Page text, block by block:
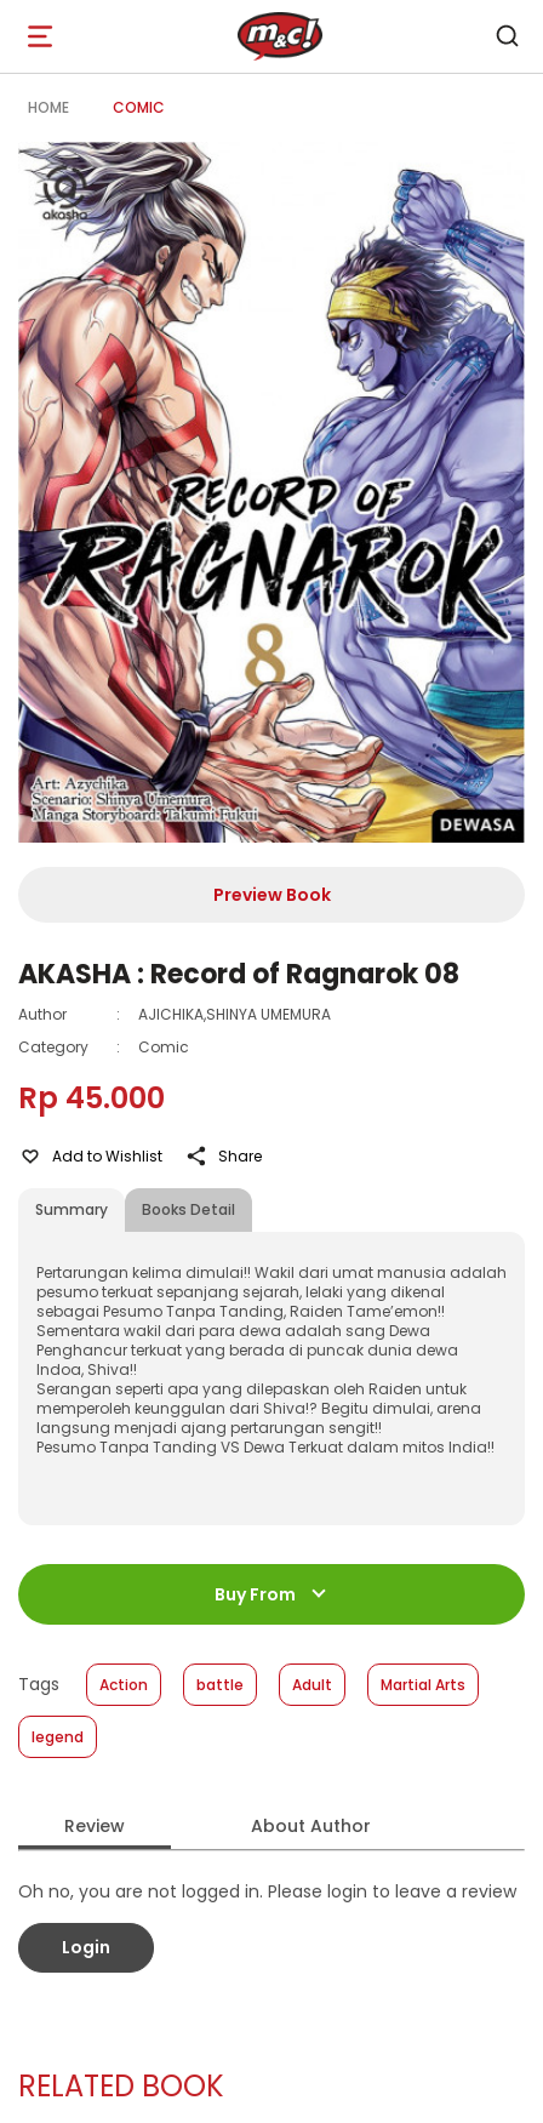
Open
navigation
HOME COMIC
Preview Book
AKASHA : Record of Ragnarok 08
Author :
AJICHIKA,SHINYA UMEMURA
Category
: Comic
Rp 45.000
Summary Books Detail
Add to Wishlist Share
Pertarungan kelima dimulai!! Wakil dari umat manusia adalah
pesumo terkuat sepanjang sejarah, lelaki yang dikenal
sebagai Pesumo Tanpa Tanding, Raiden Tame’emon!!
Sementara wakil dari para dewa adalah sang Dewa
Penghancur terkuat yang berada di puncak dunia dewa
Indoa, Shiva!!
Serangan seperti apa yang dilepaskan oleh Raiden untuk
memperoleh keunggulan dari Shiva!? Begitu dimulai, arena
langsung menjadi ajang pertarungan sengit!!
Pesumo Tanpa Tanding VS Dewa Terkuat dalam mitos India!!
ISBN :
978-623-03-0760-7
192 halaman
Size
:
13 x 18
Format
: Softcover
Buy From
Tags Action battle Adult Martial Arts
legend
Review About Author
Oh no, you are not logged in. Please login to leave a review
Login
RELATED BOOK